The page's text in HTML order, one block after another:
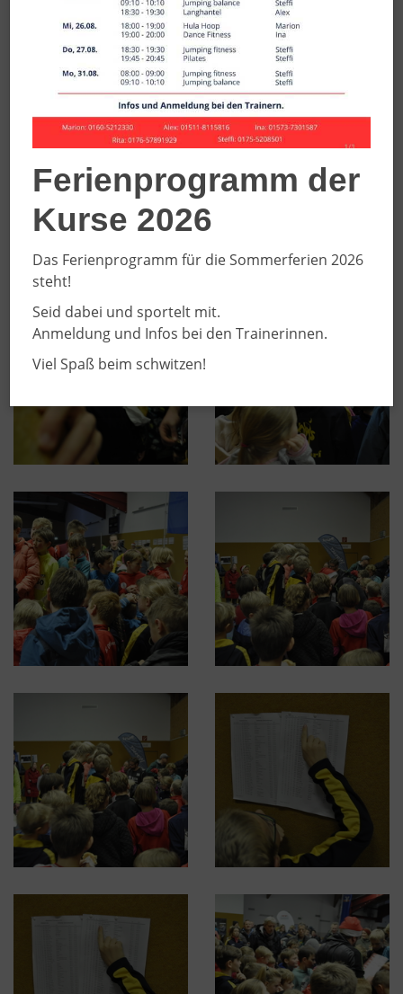
Die Bilder wurden freundlicherweise von R. Penno (WN)
zur Verfügung gestellt.
Den entsprechenden Artikel der Westfälischen
Nachrichten finden Sie
HIER.
Ferienprogramm der
Kurse 2026
Das Ferienprogramm für die Sommerferien 2026
steht!
Seid dabei und sportelt mit.
Anmeldung und Infos bei den Trainerinnen.
Viel Spaß beim schwitzen!